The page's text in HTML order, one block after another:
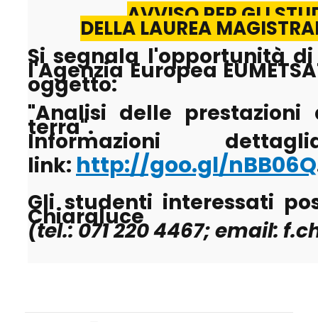
AVVISO PER GLI
DELLA LAUREA
Si segnala l'opportunità
l'Agenzia Europea
oggetto:
"Analisi delle
terra".
Informazioni
link: http://goo.gl/nBB06Q
Gli studenti interessati
Chiaraluce
(tel.: 071 220 4467; email: